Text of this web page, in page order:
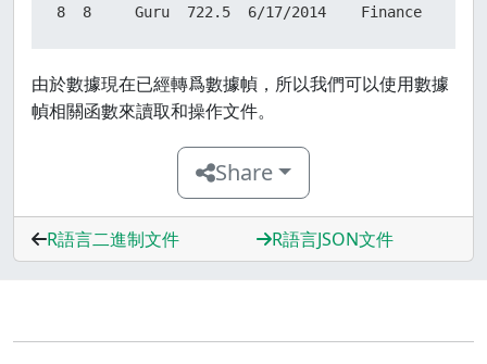
8  8     Guru  722.5  6/17/2014    Finance
由於數據現在已經轉爲數據幀，所以我們可以使用數據
幀相關函數來讀取和操作文件。
Share
R語言二進制文件 R語言JSON文件